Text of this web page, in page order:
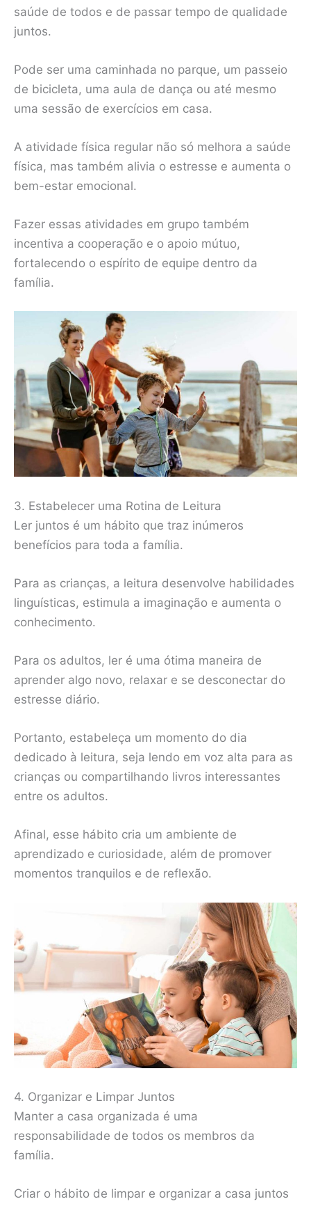
saúde de todos e de passar tempo de qualidade
juntos.
Pode ser uma caminhada no parque, um passeio
de bicicleta, uma aula de dança ou até mesmo
uma sessão de exercícios em casa.
A atividade física regular não só melhora a saúde
física, mas também alivia o estresse e aumenta o
bem-estar emocional.
Fazer essas atividades em grupo também
incentiva a cooperação e o apoio mútuo,
fortalecendo o espírito de equipe dentro da
família.
3. Estabelecer uma Rotina de Leitura
Ler juntos é um hábito que traz inúmeros
benefícios para toda a família.
Para as crianças, a leitura desenvolve habilidades
linguísticas, estimula a imaginação e aumenta o
conhecimento.
Para os adultos, ler é uma ótima maneira de
aprender algo novo, relaxar e se desconectar do
estresse diário.
Portanto, estabeleça um momento do dia
dedicado à leitura, seja lendo em voz alta para as
crianças ou compartilhando livros interessantes
entre os adultos.
Afinal, esse hábito cria um ambiente de
aprendizado e curiosidade, além de promover
momentos tranquilos e de reflexão.
4. Organizar e Limpar Juntos
Manter a casa organizada é uma
responsabilidade de todos os membros da
família.
Criar o hábito de limpar e organizar a casa juntos